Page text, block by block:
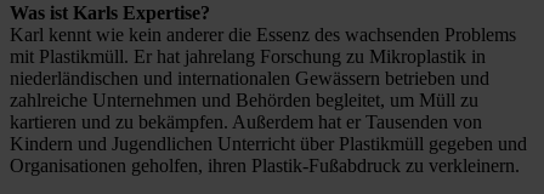
Was ist Karls Expertise?
Karl kennt wie kein anderer die Essenz des wachsenden Problems
mit Plastikmüll. Er hat jahrelang Forschung zu Mikroplastik in
niederländischen und internationalen Gewässern betrieben und
zahlreiche Unternehmen und Behörden begleitet, um Müll zu
kartieren und zu bekämpfen. Außerdem hat er Tausenden von
Kindern und Jugendlichen Unterricht über Plastikmüll gegeben und
Organisationen geholfen, ihren Plastik-Fußabdruck zu verkleinern.